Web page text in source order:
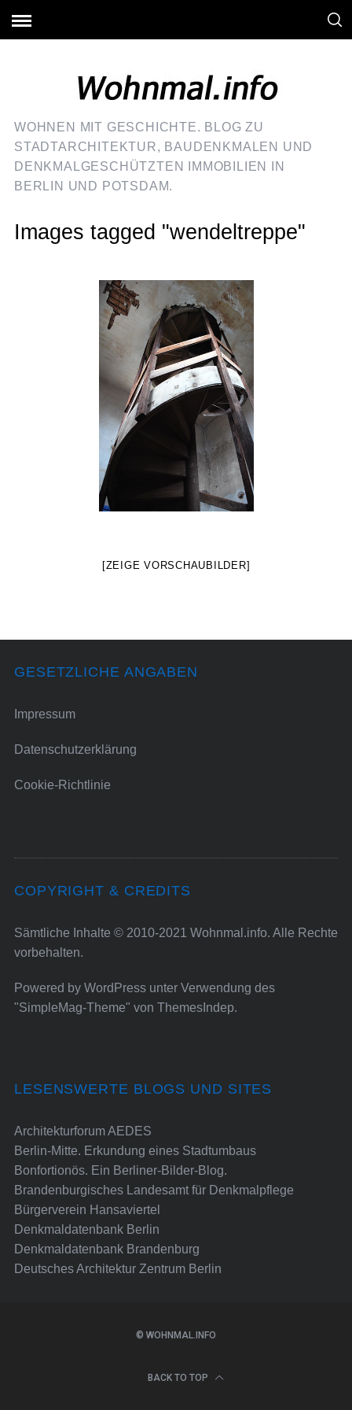
WOHNEN MIT GESCHICHTE. BLOG ZU
STADTARCHITEKTUR, BAUDENKMALEN UND
DENKMALGESCHÜTZTEN IMMOBILIEN IN
BERLIN UND POTSDAM.
Images tagged "wendeltreppe"
[ZEIGE VORSCHAUBILDER]
GESETZLICHE ANGABEN
Impressum
Datenschutzerklärung
Cookie-Richtlinie
COPYRIGHT & CREDITS
Sämtliche Inhalte © 2010-2021 Wohnmal.info. Alle Rechte
vorbehalten.
Powered by WordPressunter Verwendung des
"SimpleMag-Theme" von ThemesIndep.
LESENSWERTE BLOGS UND SITES
Architekturforum AEDES
Berlin-Mitte. Erkundung eines Stadtumbaus
Bonfortionös. Ein Berliner-Bilder-Blog.
Brandenburgisches Landesamt für Denkmalpflege
Bürgerverein Hansaviertel
Denkmaldatenbank Berlin
Denkmaldatenbank Brandenburg
Deutsches Architektur Zentrum Berlin
© WOHNMAL.INFO
BACK TO TOP